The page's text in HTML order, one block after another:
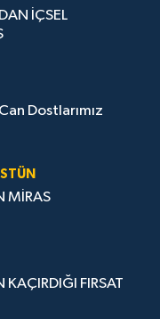
İÇSEL
Dostlarımız
MİRAS
KAÇIRDIĞI FIRSAT